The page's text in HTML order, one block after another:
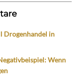
Drogenhandel in
Wenn